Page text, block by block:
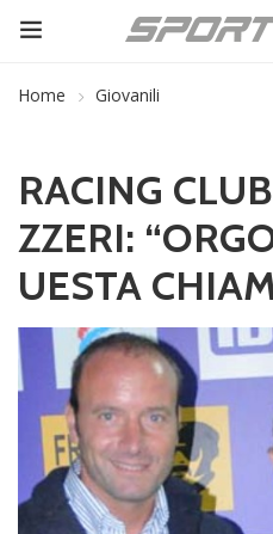
Home Giovanili
RACING
ZZERI:
UESTA